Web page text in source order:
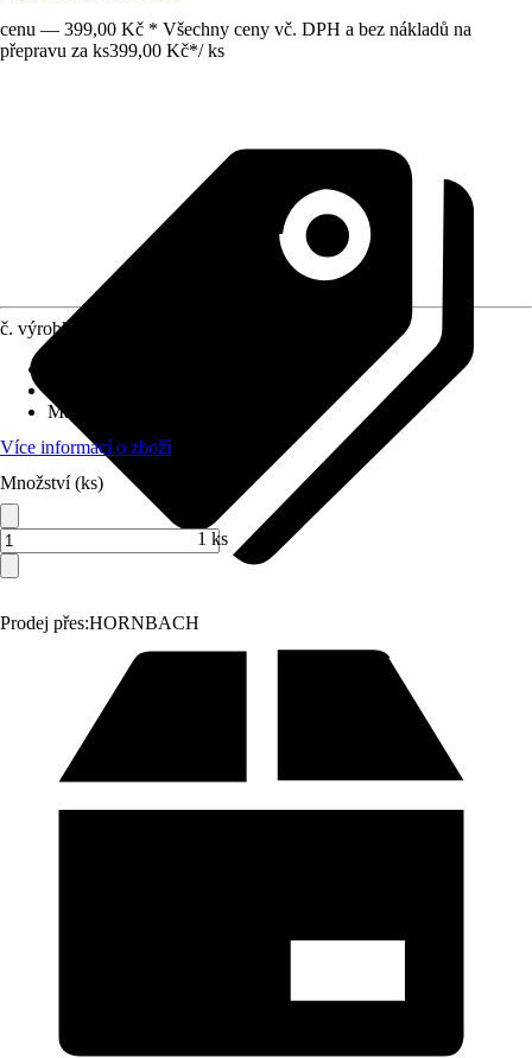
cenu — 399,00 Kč * Všechny ceny vč. DPH a bez nákladů na
přepravu za ks399,00 Kč*/ ks
Prodej přes:HORNBACH
č. výrobku
Materiál
Více informací o zboží
Množství (ks)
1 ks